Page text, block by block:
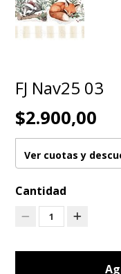
FJ Nav25 03
$2.900,00
Ver cuotas y
Cantidad
1